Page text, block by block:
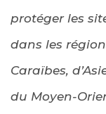
protéger les
dans les
Caraïbes,
du Moyen-